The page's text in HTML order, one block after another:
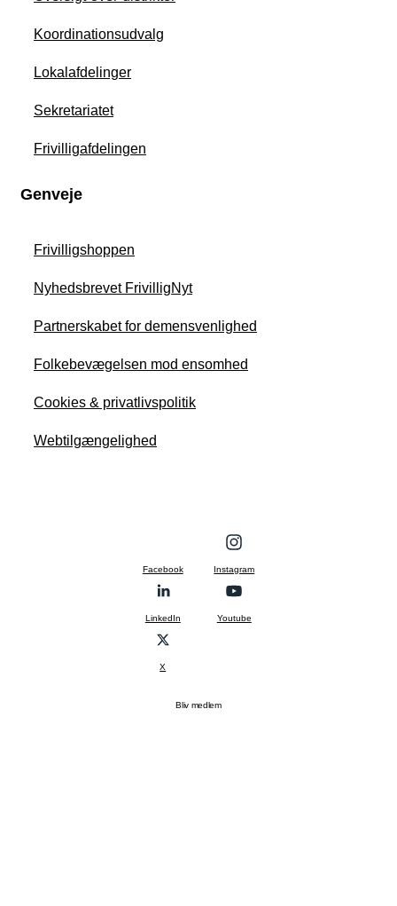
Koordinationsudvalg
Lokalafdelinger
Sekretariatet
Frivilligafdelingen
Genveje
Frivilligshoppen
Nyhedsbrevet FrivilligNyt
Partnerskabet for demensvenlighed
Folkebevægelsen mod ensomhed
Cookies & privatlivspolitik
Webtilgængelighed
Facebook Instagram
LinkedIn Youtube
X
Bliv medlem